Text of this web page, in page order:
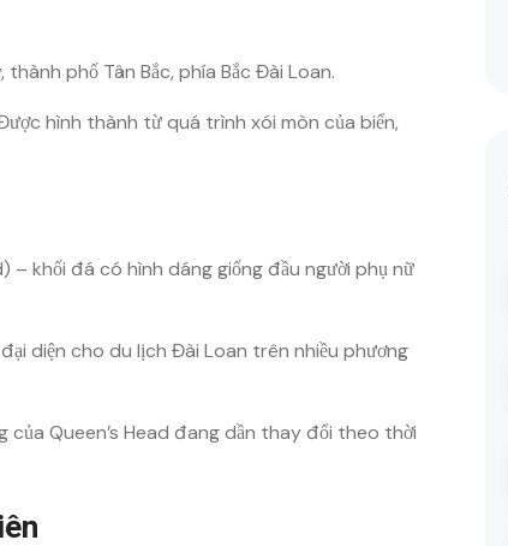
phố Tân Bắc, phía Bắc Đài Loan.
hình thành từ quá trình xói mòn của biển,
– khối đá có hình dáng giống đầu người phụ nữ
diện cho du lịch Đài Loan trên nhiều phương
Queen’s Head đang dần thay đổi theo thời